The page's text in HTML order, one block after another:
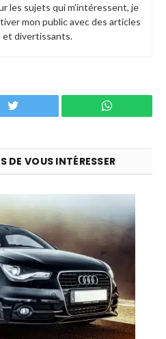
les sujets qui m’intéressent, je
mon public avec des articles
et divertissants.
Twitter WhatsApp
DE VOUS INTÉRESSER